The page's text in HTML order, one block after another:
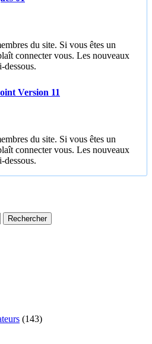
du site. Si vous êtes un
connecter vous. Les nouveaux
dessous.
Version 11
du site. Si vous êtes un
connecter vous. Les nouveaux
dessous.
(143)